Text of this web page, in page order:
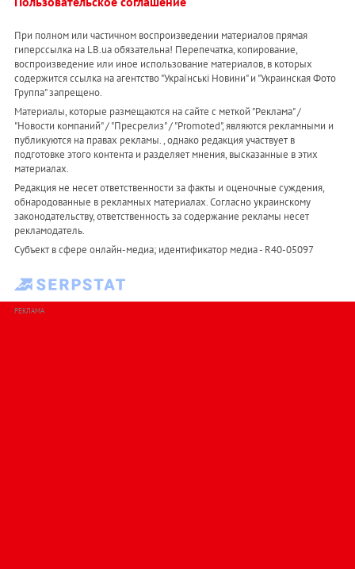
При полном или частичном воспроизведении материалов прямая
гиперссылка на LB.ua обязательна! Перепечатка, копирование,
воспроизведение или иное использование материалов, в которых
содержится ссылка на агентство "Українськi Новини" и "Украинская Фото
Группа" запрещено.
Материалы, которые размещаются на сайте с меткой "Реклама" /
"Новости компаний" / "Пресрелиз" / "Promoted", являются рекламными и
публикуются на правах рекламы. , однако редакция участвует в
подготовке этого контента и разделяет мнения, высказанные в этих
материалах.
Редакция не несет ответственности за факты и оценочные суждения,
обнародованные в рекламных материалах. Согласно украинскому
законодательству, ответственность за содержание рекламы несет
рекламодатель.
Субъект в сфере онлайн-медиа; идентификатор медиа - R40-05097
РЕКЛАМА